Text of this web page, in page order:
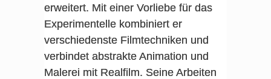
erweitert. Mit einer Vorliebe für das
Experimentelle kombiniert er
verschiedenste Filmtechniken und
verbindet abstrakte Animation und
Malerei mit Realfilm. Seine Arbeiten